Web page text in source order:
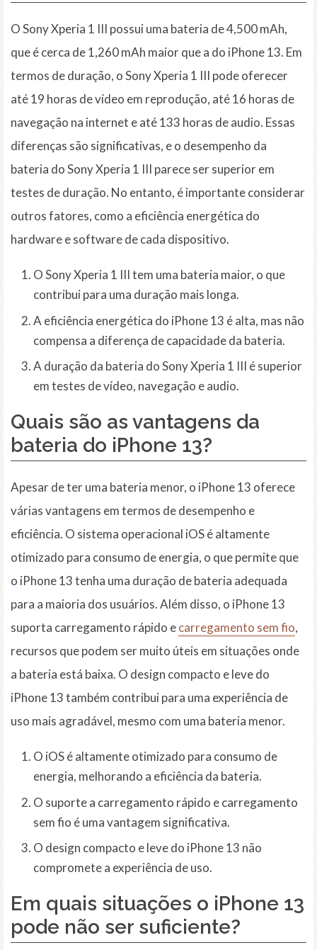
O Sony Xperia 1 III possui uma bateria de 4,500 mAh,
que é cerca de 1,260 mAh maior que a do iPhone 13. Em
termos de duração, o Sony Xperia 1 III pode oferecer
até 19 horas de vídeo em reprodução, até 16 horas de
navegação na internet e até 133 horas de audio. Essas
diferenças são significativas, e o desempenho da
bateria do Sony Xperia 1 III parece ser superior em
testes de duração. No entanto, é importante considerar
outros fatores, como a eficiência energética do
hardware e software de cada dispositivo.
O Sony Xperia 1 III tem uma bateria maior, o que
contribui para uma duração mais longa.
A eficiência energética do iPhone 13 é alta, mas não
compensa a diferença de capacidade da bateria.
A duração da bateria do Sony Xperia 1 III é superior
em testes de vídeo, navegação e audio.
Quais são as vantagens da
bateria do iPhone 13?
Apesar de ter uma bateria menor, o iPhone 13 oferece
várias vantagens em termos de desempenho e
eficiência. O sistema operacional iOS é altamente
otimizado para consumo de energia, o que permite que
o iPhone 13 tenha uma duração de bateria adequada
para a maioria dos usuários. Além disso, o iPhone 13
suporta carregamento rápido ecarregamento sem fio,
recursos que podem ser muito úteis em situações onde
a bateria está baixa. O design compacto e leve do
iPhone 13 também contribui para uma experiência de
uso mais agradável, mesmo com uma bateria menor.
O iOS é altamente otimizado para consumo de
energia, melhorando a eficiência da bateria.
O suporte a carregamento rápido e carregamento
sem fio é uma vantagem significativa.
O design compacto e leve do iPhone 13 não
compromete a experiência de uso.
Em quais situações o iPhone 13
pode não ser suficiente?